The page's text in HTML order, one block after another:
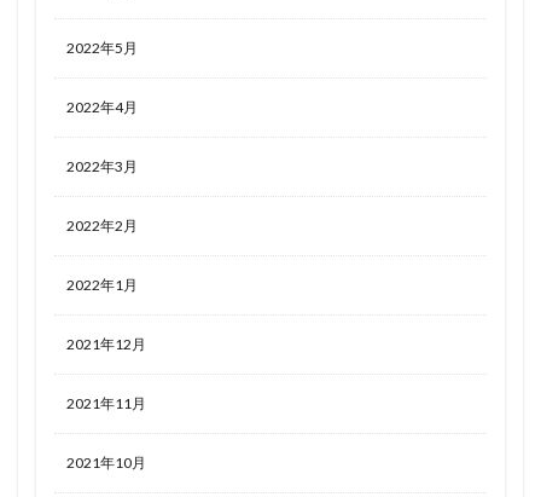
2022年5月
2022年4月
2022年3月
2022年2月
2022年1月
2021年12月
2021年11月
2021年10月